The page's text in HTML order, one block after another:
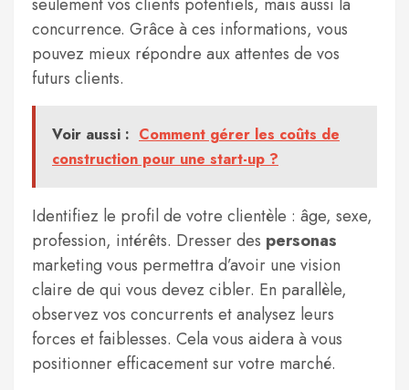
concurrence. Grâce à ces informations, vous
pouvez mieux répondre aux attentes de vos
futurs clients.
Voir aussi : Comment gérer les coûts de
construction pour une start-up ?
Identifiez le profil de votre clientèle : âge, sexe,
profession, intérêts. Dresser des personas
marketing vous permettra d’avoir une vision
claire de qui vous devez cibler. En parallèle,
observez vos concurrents et analysez leurs
forces et faiblesses. Cela vous aidera à vous
positionner efficacement sur votre marché.